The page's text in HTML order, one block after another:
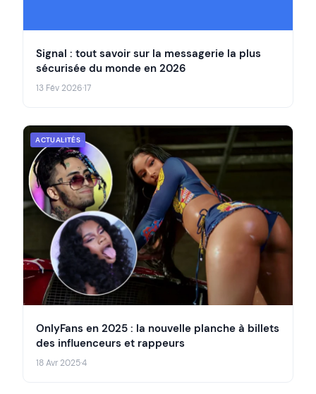
Signal : tout savoir sur la messagerie la plus
sécurisée du monde en 2026
13 Fév 2026·17
ACTUALITÉS
OnlyFans en 2025 : la nouvelle planche à billets
des influenceurs et rappeurs
18 Avr 2025·4